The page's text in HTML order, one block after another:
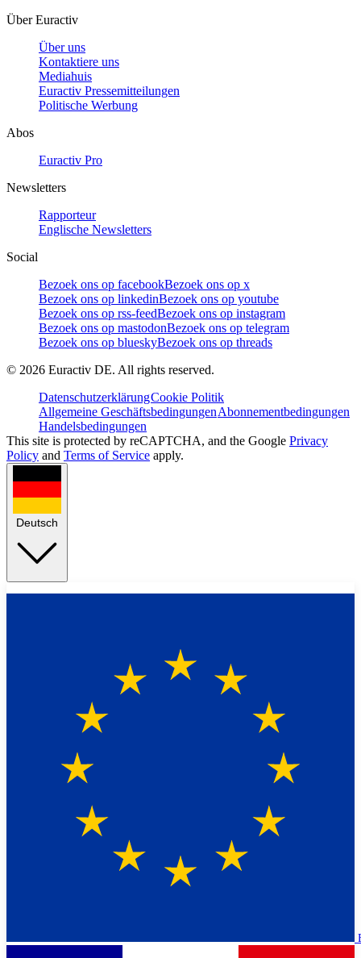
Über Euractiv
Über uns
Kontaktiere uns
Mediahuis
Euractiv Pressemitteilungen
Politische Werbung
Abos
Euractiv Pro
Newsletters
Rapporteur
Englische Newsletters
Social
Bezoek ons op facebookBezoek ons op x
Bezoek ons op linkedinBezoek ons op youtube
Bezoek ons op rss-feedBezoek ons op instagram
Bezoek ons op mastodonBezoek ons op telegram
Bezoek ons op blueskyBezoek ons op threads
© 2026 Euractiv DE. All rights reserved.
DatenschutzerklärungCookie Politik
Allgemeine GeschäftsbedingungenAbonnementbedingungen
Handelsbedingungen
This site is protected by reCAPTCHA, and the Google Privacy
Policy and Terms of Service apply.
Deutsch